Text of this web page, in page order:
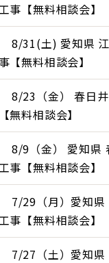
事【無料相談会】
8/31(土) 愛知県
【無料相談会】
8/23（金） 春日
無料相談会】
8/9（金） 愛知県
事【無料相談会】
7/29（月）愛知県
事【無料相談会】
7/27（土）愛知県